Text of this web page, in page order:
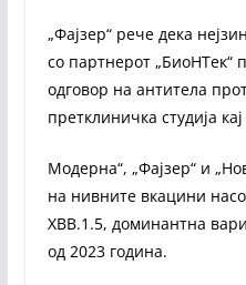
„Фајзер“ рече дека
со партнерот „БиоНТек“
одговор на антитела
претклиничка студија
Модерна“, „Фајзер“ и
на нивните вкацини
XBB.1.5, доминантна
од 2023 година.